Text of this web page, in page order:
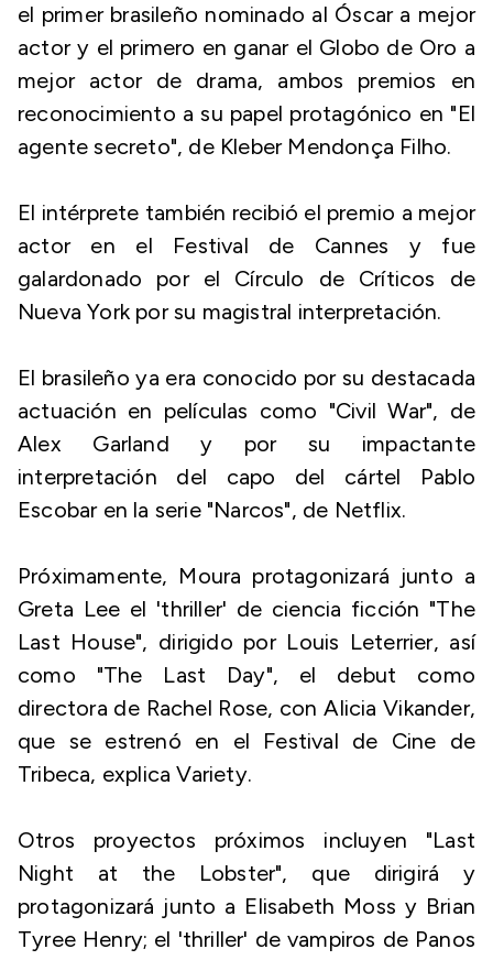
el primer brasileño nominado al Óscar a mejor
actor y el primero en ganar el Globo de Oro a
mejor actor de drama, ambos premios en
reconocimiento a su papel protagónico en "El
agente secreto", de Kleber Mendonça Filho.
El intérprete también recibió el premio a mejor
actor en el Festival de Cannes y fue
galardonado por el Círculo de Críticos de
Nueva York por su magistral interpretación.
El brasileño ya era conocido por su destacada
actuación en películas como "Civil War", de
Alex Garland y por su impactante
interpretación del capo del cártel Pablo
Escobar en la serie "Narcos", de Netflix.
Próximamente, Moura protagonizará junto a
Greta Lee el 'thriller' de ciencia ficción "The
Last House", dirigido por Louis Leterrier, así
como "The Last Day", el debut como
directora de Rachel Rose, con Alicia Vikander,
que se estrenó en el Festival de Cine de
Tribeca, explica Variety.
Otros proyectos próximos incluyen "Last
Night at the Lobster", que dirigirá y
protagonizará junto a Elisabeth Moss y Brian
Tyree Henry; el 'thriller' de vampiros de Panos